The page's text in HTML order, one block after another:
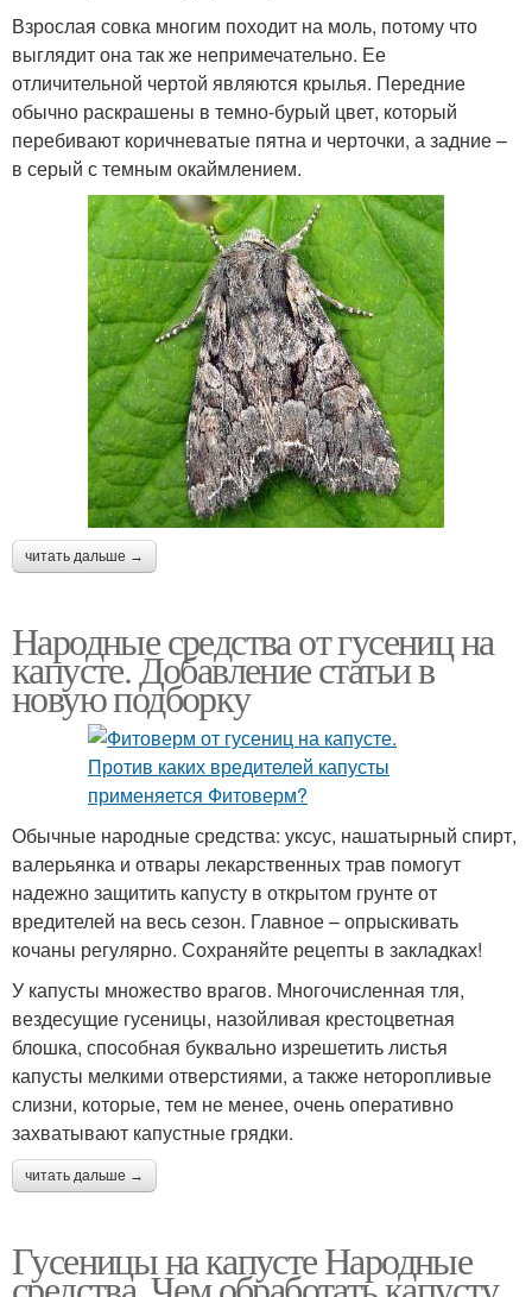
Взрослая совка многим походит на моль, потому что
выглядит она так же непримечательно. Ее
отличительной чертой являются крылья. Передние
обычно раскрашены в темно-бурый цвет, который
перебивают коричневатые пятна и черточки, а задние –
в серый с темным окаймлением.
читать дальше →
Народные средства от гусениц на
капусте. Добавление статьи в
новую подборку
Обычные народные средства: уксус, нашатырный спирт,
валерьянка и отвары лекарственных трав помогут
надежно защитить капусту в открытом грунте от
вредителей на весь сезон. Главное – опрыскивать
кочаны регулярно. Сохраняйте рецепты в закладках!
У капусты множество врагов. Многочисленная тля,
вездесущие гусеницы, назойливая крестоцветная
блошка, способная буквально изрешетить листья
капусты мелкими отверстиями, а также неторопливые
слизни, которые, тем не менее, очень оперативно
захватывают капустные грядки.
читать дальше →
Гусеницы на капусте Народные